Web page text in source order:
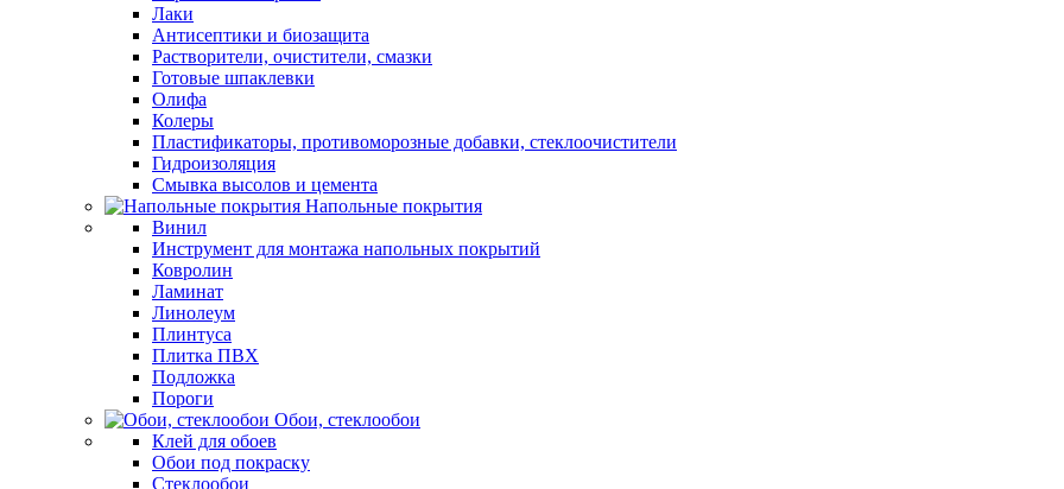
Лаки
Антисептики и биозащита
Растворители, очистители, смазки
Готовые шпаклевки
Олифа
Колеры
Пластификаторы, противоморозные добавки, стеклоочистители
Гидроизоляция
Смывка высолов и цемента
Напольные покрытия
Винил
Инструмент для монтажа напольных покрытий
Ковролин
Ламинат
Линолеум
Плинтуса
Плитка ПВХ
Подложка
Пороги
Обои, стеклообои
Клей для обоев
Обои под покраску
Стеклообои